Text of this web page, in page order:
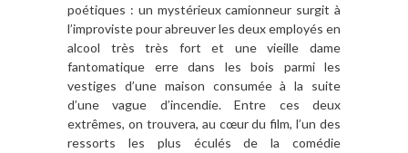
poétiques : un mystérieux camionneur surgit à
l’improviste pour abreuver les deux employés en
alcool très très fort et une vieille dame
fantomatique erre dans les bois parmi les
vestiges d’une maison consumée à la suite
d’une vague d’incendie. Entre ces deux
extrêmes, on trouvera, au cœur du film, l’un des
ressorts les plus éculés de la comédie